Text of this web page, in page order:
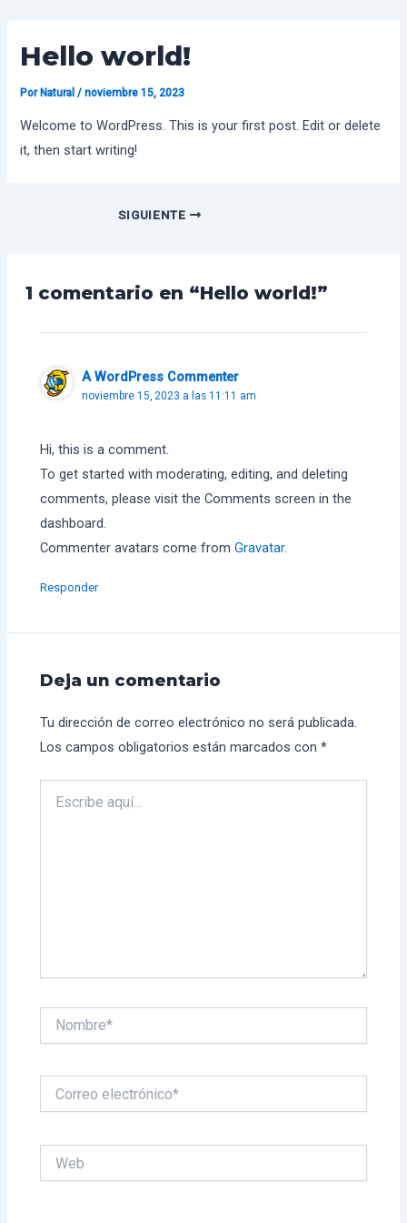
contenido
Hello world!
PorNatural/noviembre 15, 2023
Welcome to WordPress. This is your first post. Edit or delete
it, then start writing!
SIGUIENTE
1 comentario en “Hello world!”
A WordPress Commenter
noviembre 15, 2023 a las 11:11 am
Hi, this is a comment.
To get started with moderating, editing, and deleting
comments, please visit the Comments screen in the
dashboard.
Commenter avatars come fromGravatar.
Responder
Deja un comentario
Tu dirección de correo electrónico no será publicada.
Los campos obligatorios están marcados con*
aquí...
electrónico*